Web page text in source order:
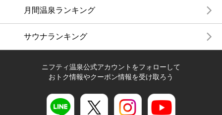
月間温泉ランキング
サウナランキング
ニフティ温泉公式アカウントをフォローして
おトク情報やクーポン情報を受け取ろう